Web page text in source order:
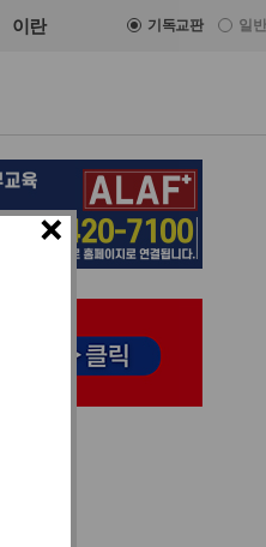
이란 기독교판 일
×